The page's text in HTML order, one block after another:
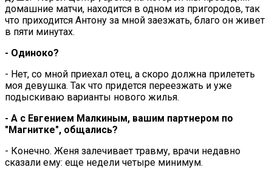
домашние матчи, находится в одном из пригородов, так
что приходится Антону за мной заезжать, благо он живет
в пяти минутах.
- Одиноко?
- Нет, со мной приехал отец, а скоро должна прилететь
моя девушка. Так что придется переезжать и уже
подыскиваю варианты нового жилья.
- А с Евгением Малкиным, вашим партнером по
"Магнитке", общались?
- Конечно. Женя залечивает травму, врачи недавно
сказали ему: еще недели четыре минимум.